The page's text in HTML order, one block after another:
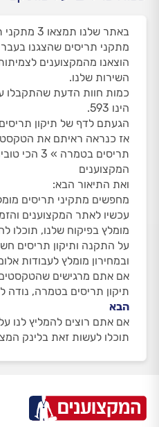
מתקני תריסים שהצגנו
הוצאנו מהמקצוענים
השירות שלנו.
כמות חוות הדעת שהתקבלו
הינו 593.
הגעתם לדף של תיקון
אז כנראה ראיתם את
תריסים
המקצוענים
ואת התיאור הבא:
מחפשים מתקיני תריסים
עכשיו לאתר המקצוענים
מומלץ בפיקוח שלנו, תוכלו
על התקנה ותיקון תריסים
ובמחירון מומלץ לעבודות
אם אתם מרגישים
תיקון תריסים בטמרה, נודה
הבא
אם אתם רוצים להמליץ לנו
תוכלו לעשות זאת בלינק